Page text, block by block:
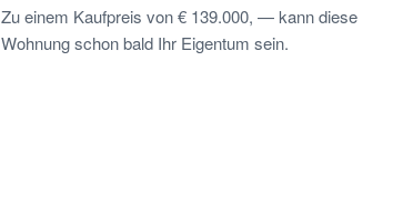
Zu einem Kaufpreis von € 139.000, — kann diese
Wohnung schon bald Ihr Eigentum sein.